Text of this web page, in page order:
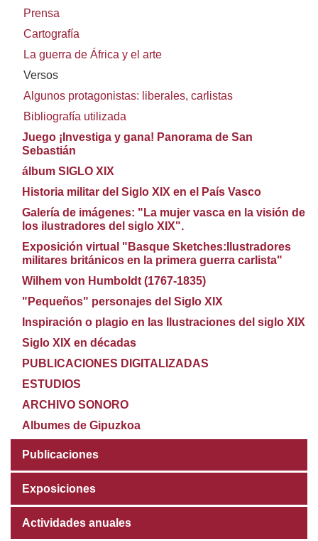
Prensa
Cartografía
La guerra de África y el arte
Versos
Algunos protagonistas: liberales, carlistas
Bibliografía utilizada
Juego ¡Investiga y gana! Panorama de San
Sebastián
álbum SIGLO XIX
Historia militar del Siglo XIX en el País Vasco
Galería de imágenes: "La mujer vasca en la visión de
los ilustradores del siglo XIX".
Exposición virtual "Basque Sketches:Ilustradores
militares británicos en la primera guerra carlista"
Wilhem von Humboldt (1767-1835)
"Pequeños" personajes del Siglo XIX
Inspiración o plagio en las Ilustraciones del siglo XIX
Siglo XIX en décadas
PUBLICACIONES DIGITALIZADAS
ESTUDIOS
ARCHIVO SONORO
Albumes de Gipuzkoa
Publicaciones
Exposiciones
Actividades anuales